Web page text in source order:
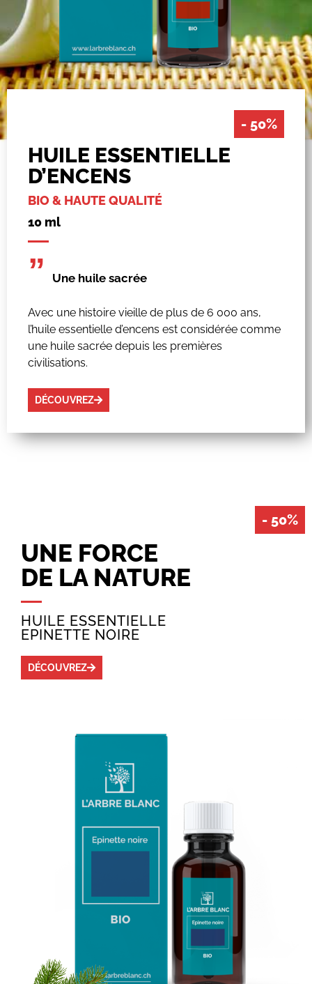
- 50%
HUILE ESSENTIELLE
D’ENCENS
BIO & HAUTE QUALITÉ
10 ml
” Une huile sacrée
Avec une histoire vieille de plus de 6 000 ans,
l’huile essentielle d’encens est considérée comme
une huile sacrée depuis les premières
civilisations.
DÉCOUVREZ
- 50%
UNE FORCE
DE LA NATURE
HUILE ESSENTIELLE
EPINETTE NOIRE
DÉCOUVREZ